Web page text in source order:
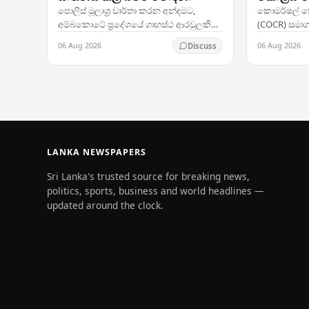
පොලිස් මූලාශ්‍ර වාර්තා කරන අන්දමට,
අම්බකොටේ ප්‍රදේශයේ ගෘහස්ථ ආරවුලකින්
පසු වයස අවුරුදු 48ක් වූ කාන්තාවක් තම
ස්වාමිපුරු�ෂයා විසින් ඝාතනය කර ඇතැයි
සැලකේ. සිද්ධිය…
06 Aug 2026 Discuss
සලකුණු
කොමර්ෂල්
(COCR)
හේතු විය —
06 Aug 2026
LANKA NEWSPAPERS
Sri Lanka's trusted source for breaking news,
politics, sports, business and world headlines —
updated around the clock.